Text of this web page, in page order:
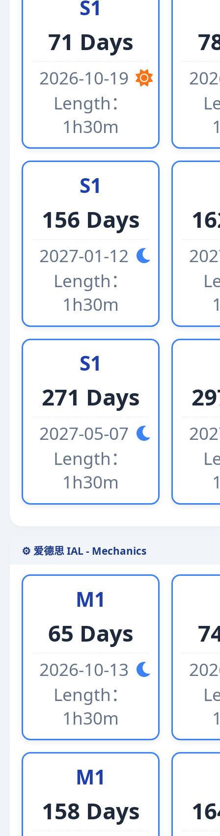
S1
71 Days
2026-10-19
Length：
1h30m
S1
156 Days
2027-01-12
Length：
1h30m
S1
271 Days
2027-05-07
Length：
1h30m
⚙️ 爱德思 IAL - Mechanics
M1
65 Days
2026-10-13
Length：
1h30m
M1
158 Days